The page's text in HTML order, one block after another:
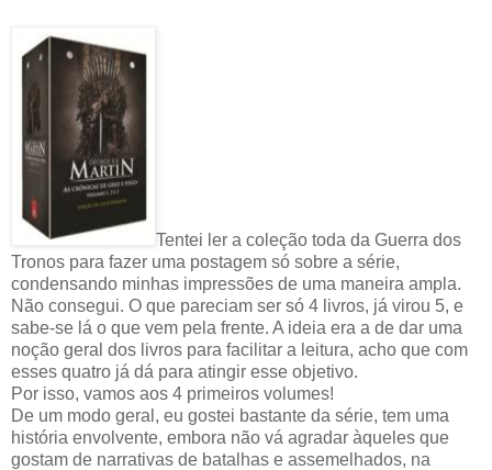
Tentei ler a coleção toda da Guerra dos
Tronos para fazer uma postagem só sobre a série,
condensando minhas impressões de uma maneira ampla.
Não consegui. O que pareciam ser só 4 livros, já virou 5, e
sabe-se lá o que vem pela frente. A ideia era a de dar uma
noção geral dos livros para facilitar a leitura, acho que com
esses quatro já dá para atingir esse objetivo.
Por isso, vamos aos 4 primeiros volumes!
De um modo geral, eu gostei bastante da série, tem uma
história envolvente, embora não vá agradar àqueles que
gostam de narrativas de batalhas e assemelhados, na